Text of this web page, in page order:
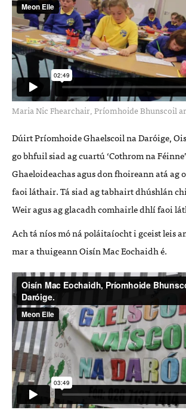
Maria Nic Fhearchair, Príomhoide Bhunscoil
Dúirt Príomhoide Ghaelscoil na Daróige,
go bhfuil siad ag cuartú ‘Cothrom na
Ghaeloideachas agus don fhoireann atá ag
faoi láthair. Tá siad ag tabhairt dhúshlán
Weir agus ag glacadh comhairle dhlí faoi
Ach tá níos mó ná poláitaíocht i gceist leis
mar a thuigeann Oisín Mac Eochaidh é.